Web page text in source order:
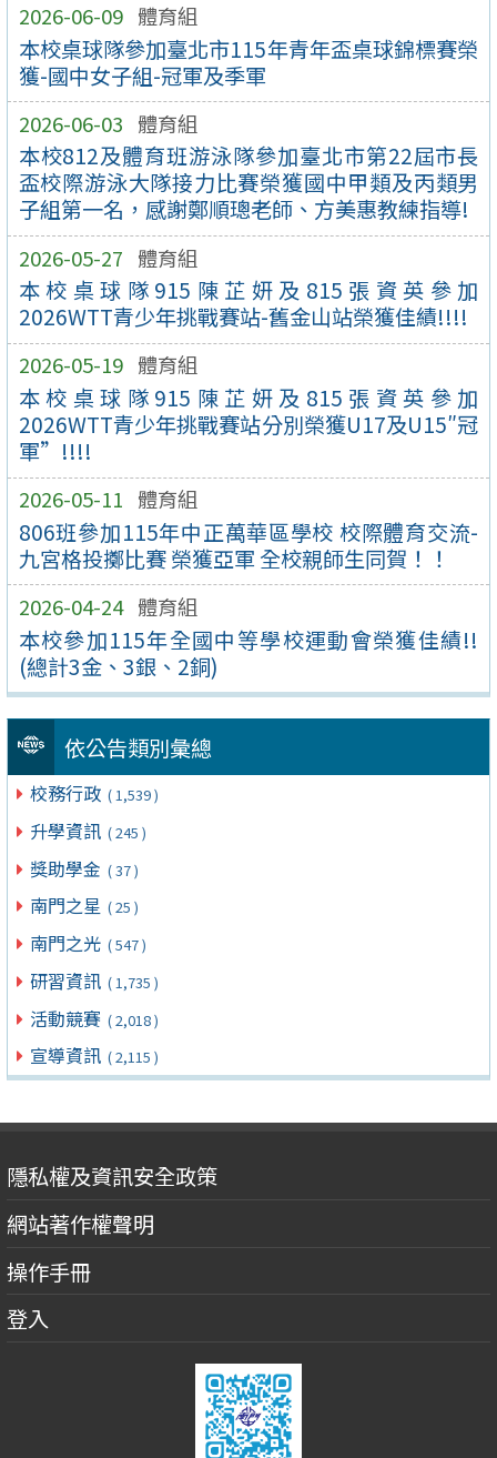
2026-06-09 體育組
本校桌球隊參加臺北市115年青年盃桌球錦標賽榮
獲-國中女子組-冠軍及季軍
2026-06-03 體育組
本校812及體育班游泳隊參加臺北市第22屆市長
盃校際游泳大隊接力比賽榮獲國中甲類及丙類男
子組第一名，感謝鄭順璁老師、方美惠教練指導!
2026-05-27 體育組
本校桌球隊915陳芷妍及815張資英參加
2026WTT青少年挑戰賽站-舊金山站榮獲佳績!!!!
2026-05-19 體育組
本校桌球隊915陳芷妍及815張資英參加
2026WTT青少年挑戰賽站分別榮獲U17及U15″冠
軍”!!!!
2026-05-11 體育組
806班參加115年中正萬華區學校 校際體育交流-
九宮格投擲比賽 榮獲亞軍 全校親師生同賀！！
2026-04-24 體育組
本校參加115年全國中等學校運動會榮獲佳績!!
(總計3金、3銀、2銅)
依公告類別彙總
校務行政 ( 1,539 )
升學資訊 ( 245 )
獎助學金 ( 37 )
南門之星 ( 25 )
南門之光 ( 547 )
研習資訊 ( 1,735 )
活動競賽 ( 2,018 )
宣導資訊 ( 2,115 )
隱私權及資訊安全政策
網站著作權聲明
操作手冊
登入